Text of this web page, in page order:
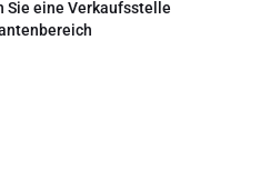
Sie eine Verkaufsstelle